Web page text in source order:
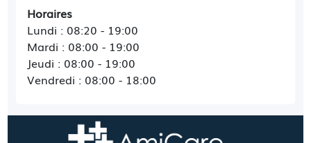
Horaires
Lundi : 08:20 - 19:00
Mardi : 08:00 - 19:00
Jeudi : 08:00 - 19:00
Vendredi : 08:00 - 18:00